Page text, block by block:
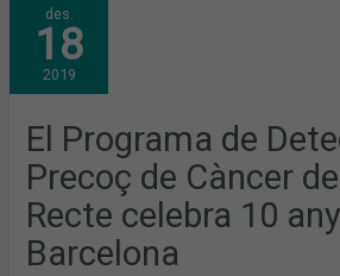
des.
18
2019
El Programa de
Precoç de Càncer
Recte celebra 10
Barcelona
PROGRAMA
DE
DETECCIÓ
PRECOÇ
DE
CÀNCER
CÒLON
RECTE
CELEBRA
10
ANYS
A
BARCELONA